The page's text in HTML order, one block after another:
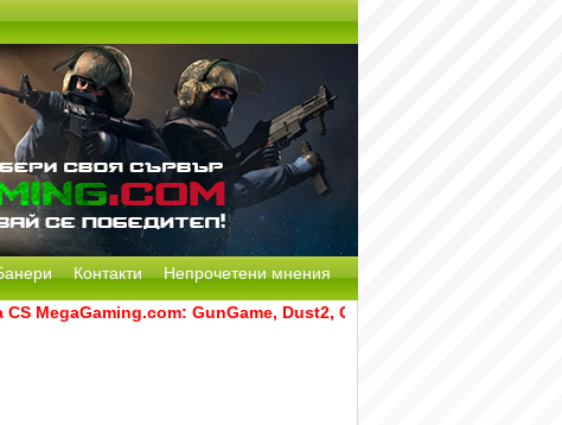
Контакти Непрочетени мнения
GunGame, Dust2, CS:GO Remake [Multi-Mod] и